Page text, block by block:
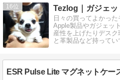
16 Tezlog｜ガジェ
日々の買ってよかった
Apple製品やガジェッ
産性を上げたりデス
と革製品など持って